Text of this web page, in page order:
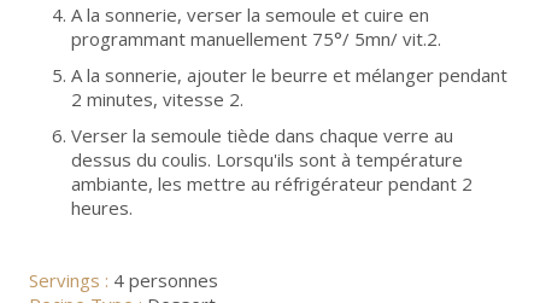
A la sonnerie, verser la semoule et cuire en
programmant manuellement 75°/ 5mn/ vit.2.
A la sonnerie, ajouter le beurre et mélanger pendant
2 minutes, vitesse 2.
Verser la semoule tiède dans chaque verre au
dessus du coulis. Lorsqu'ils sont à température
ambiante, les mettre au réfrigérateur pendant 2
heures.
Servings : 4 personnes